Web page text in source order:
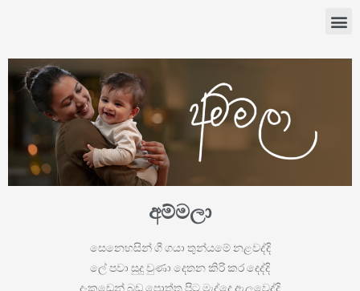
අම්මලා
සෙනෙහසින් ගී ගයා තුන්යමේ නළවද්දි
ලේ පවා සුදු වුණා දෙතන කිරි කර දෙද්දි
දංකුඩෙන් බඩ පොත්ත පිට මැද්දෙ ඇලවෙද්දි